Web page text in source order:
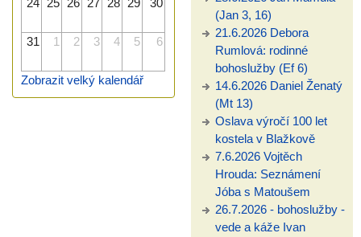
24 25 26 27 28 29 30
31 1 2 3 4 5 6
Zobrazit velký kalendář
(Jan 3, 16)
21.6.2026 Debora
Rumlová: rodinné
bohoslužby (Ef 6)
14.6.2026 Daniel Ženatý
(Mt 13)
Oslava výročí 100 let
kostela v Blažkově
7.6.2026 Vojtěch
Hrouda: Seznámení
Jóba s Matoušem
26.7.2026 - bohoslužby -
vede a káže Ivan